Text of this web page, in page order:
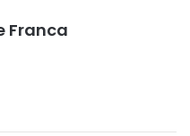
Franca